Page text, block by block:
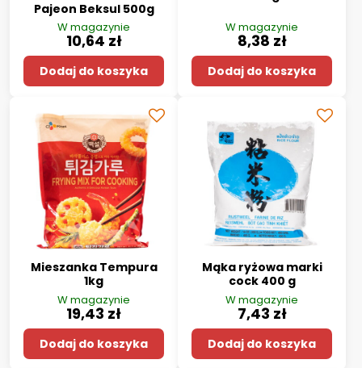
Pajeon Beksul 500g
W magazynie
10,64 zł
Dodaj do koszyka
W magazynie
8,38 zł
Dodaj do koszyka
Mieszanka Tempura
1kg
W magazynie
19,43 zł
Dodaj do koszyka
Mąka ryżowa marki
cock 400 g
W magazynie
7,43 zł
Dodaj do koszyka